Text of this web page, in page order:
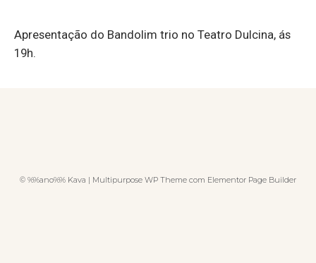
Apresentação do Bandolim trio no Teatro Dulcina, ás
19h.
© %%ano%% Kava | Multipurpose WP Theme com Elementor Page Builder